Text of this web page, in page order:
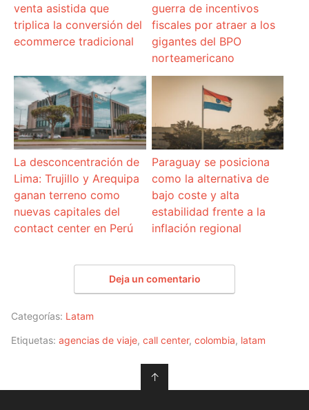
venta asistida que
triplica la conversión del
ecommerce tradicional
guerra de incentivos
fiscales por atraer a los
gigantes del BPO
norteamericano
La desconcentración de
Lima: Trujillo y Arequipa
ganan terreno como
nuevas capitales del
contact center en Perú
Paraguay se posiciona
como la alternativa de
bajo coste y alta
estabilidad frente a la
inflación regional
Deja un comentario
Categorías: Latam
Etiquetas: agencias de viaje, call center, colombia, latam
↑